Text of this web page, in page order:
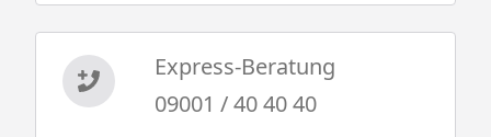
Express-Beratung
09001 / 40 40 40